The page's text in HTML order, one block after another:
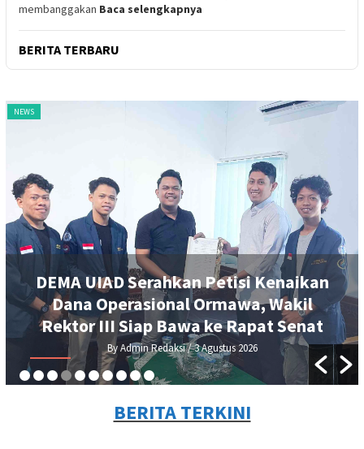
membanggakan Baca selengkapnya
BERITA TERBARU
NEWS
Konsultan Proyek Sekolah Rakyat di
Sinjai Diduga Curi Laptop, Resmob
Polres Sinjai Bergerak Cepat Ringkus
Pelaku
By Admin Redaksi/ 2 Agustus 2026
BERITA TERKINI